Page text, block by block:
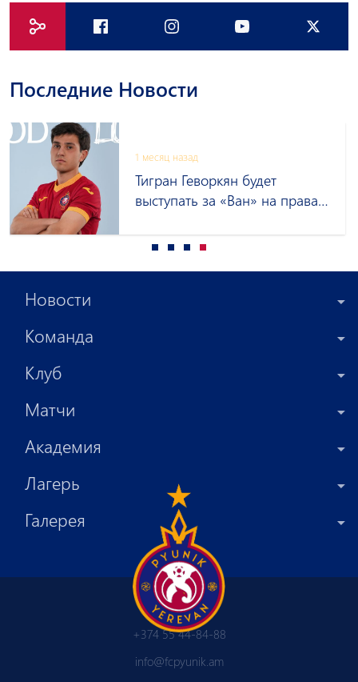
Последние Новости
1 месяц назад
Тигран Геворкян будет
выступать за «Ван» на правах
Новости
Команда
Клуб
Матчи
Академия
Лагерь
Галерея
+374 55 44-84-88
info@fcpyunik.am